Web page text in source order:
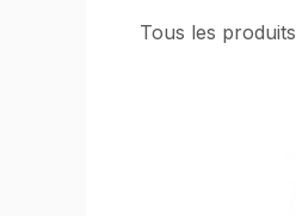
Tous les produits